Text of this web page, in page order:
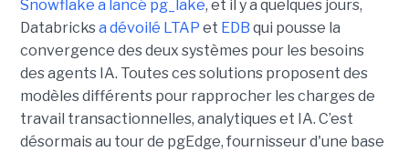
Snowflake a lancé pg_lake, et il y a quelques jours,
Databricksa dévoilé LTAP et EDB qui pousse la
convergence des deux systèmes pour les besoins
des agents IA. Toutes ces solutions proposent des
modèles différents pour rapprocher les charges de
travail transactionnelles, analytiques et IA. C’est
désormais au tour de pgEdge, fournisseur d'une base